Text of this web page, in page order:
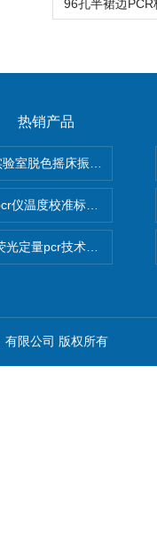
热销产品
室脱色摇床振荡器
仪温度校准标定设备
光定量pcr技术定制化服务
限公司 版权所有